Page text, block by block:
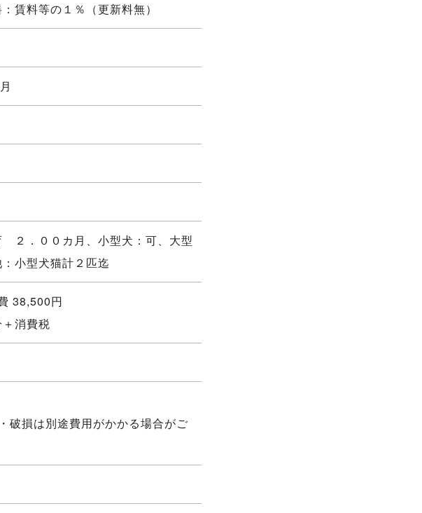
賃料等の１％（更新料無）
２．００カ月、小型犬：可、大型
小型犬猫計２匹迄
38,500円
消費税
破損は別途費用がかかる場合がご